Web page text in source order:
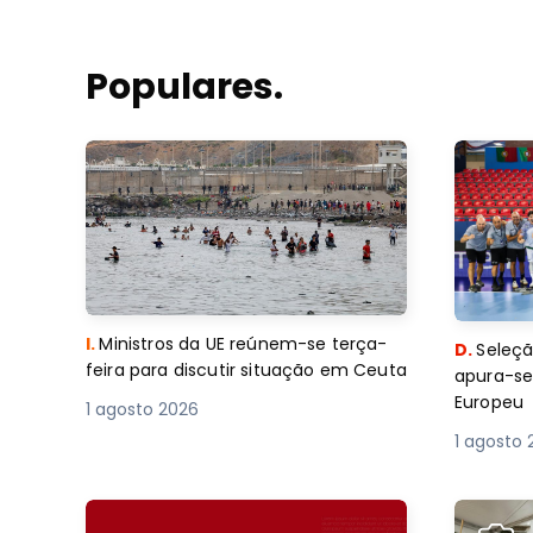
Populares.
I.Ministros da UE reúnem-se terça-
feira para discutir situação em Ceuta
1 agosto 2026
D.
apura-
Europeu
1 agosto